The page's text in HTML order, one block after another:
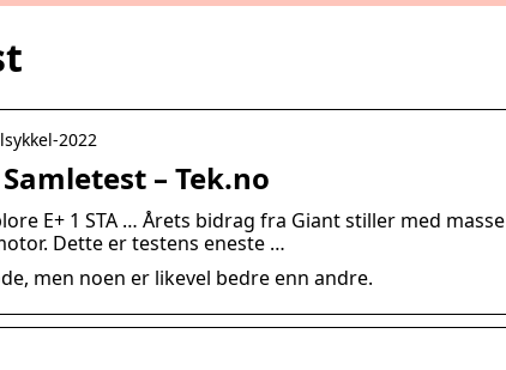
2022
– Tek.no
E+ 1 STA … Årets bidrag fra Giant stiller med masse
Dette er testens eneste …
men noen er likevel bedre enn andre.